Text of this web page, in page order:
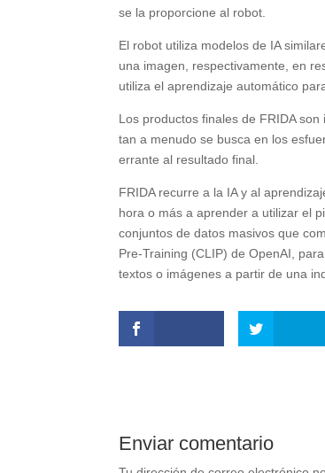
se la proporcione al robot.
El robot utiliza modelos de IA
una imagen, respectivamente, en
utiliza el aprendizaje automático
Los productos finales de FRIDA
tan a menudo se busca en los
errante al resultado final.
FRIDA recurre a la IA y al
hora o más a aprender a utilizar el
conjuntos de datos masivos que
Pre-Training (CLIP) de OpenAI,
textos o imágenes a partir de una
Enviar comentario